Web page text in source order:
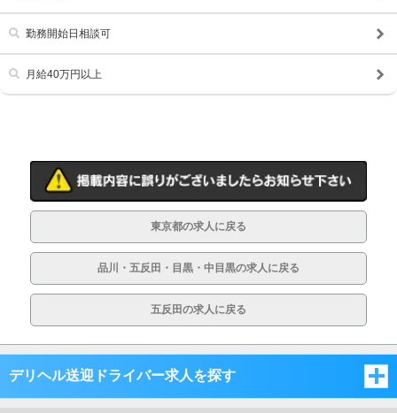
勤務開始日相談可
月給40万円以上
東京都の求人に戻る
品川・五反田・目黒・中目黒の求人に戻る
五反田の求人に戻る
デリヘル送迎ドライバー求人を探す